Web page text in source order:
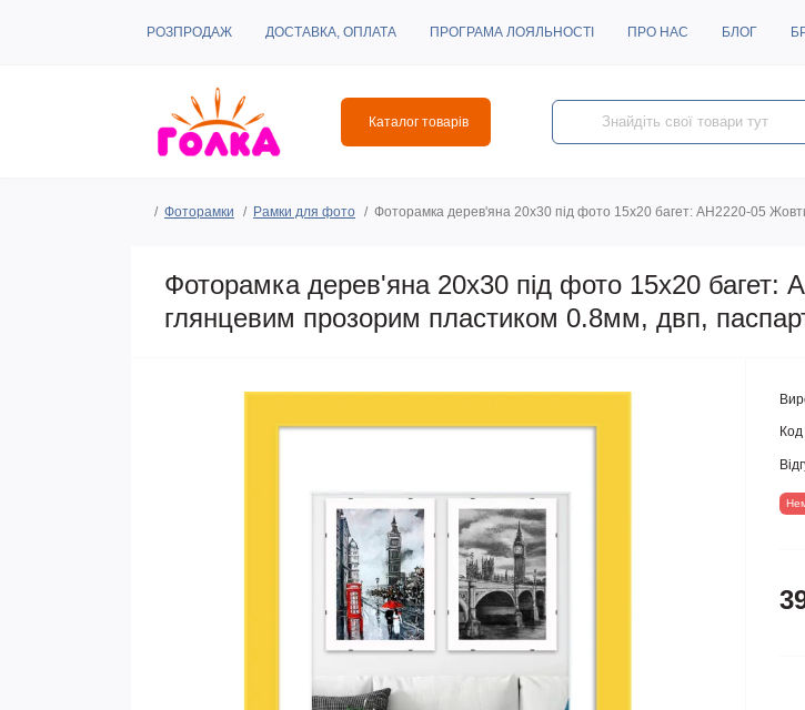
РОЗПРОДАЖ ДОСТАВКА, ОПЛАТА ПРОГРАМА ЛОЯЛЬНОСТІ ПРО НАС БЛОГ
Каталог товарів
Фоторамки Рамки для фото Фоторамка дерев'яна 20х30 під фото 15х20 багет: AH2220-05
Фоторамка дерев'яна 20х30 під фото 15х20 багет:
глянцевим прозорим пластиком 0.8мм, двп,